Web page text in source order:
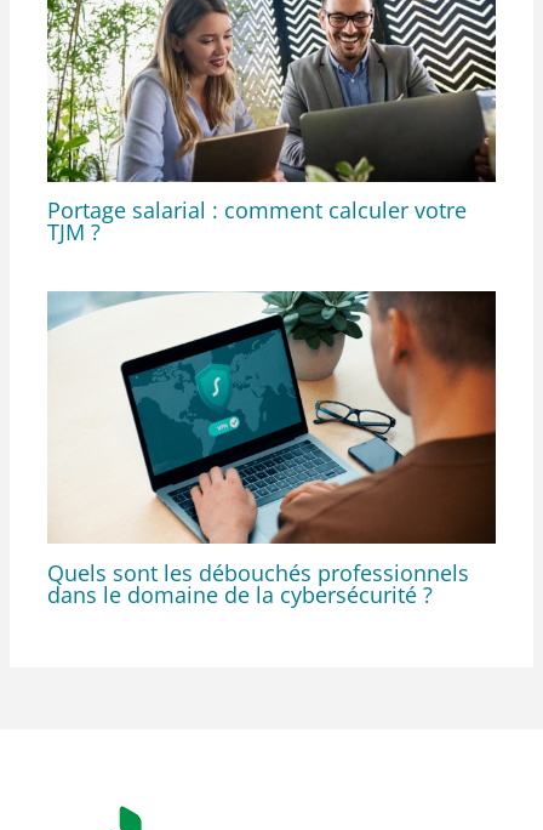
Portage salarial : comment calculer votre
TJM ?
Quels sont les débouchés professionnels
dans le domaine de la cybersécurité ?